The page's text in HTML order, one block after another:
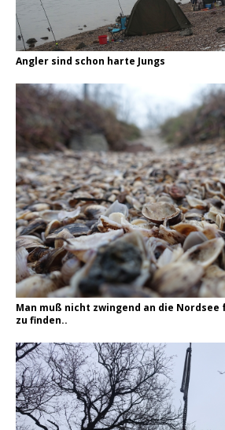
Angler sind schon harte Jungs
Man muß nicht zwingend an die Nordsee
zu finden..